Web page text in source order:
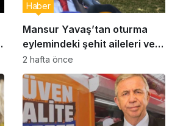
Mansur Yavaş’tan oturma
eylemindeki şehit aileleri ve
gazilere ziyaret
Haber
2 hafta önce